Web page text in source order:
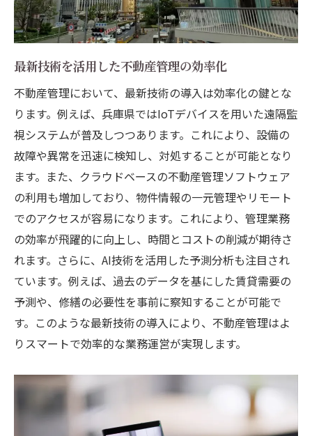
不動産市場の季節的変動とその対応策
現地調査でわかる兵庫県の人気エリアとそ
の特徴
ー
IoTデバイスで実現するスマートな不動産管
理
クラウドベースの不動産管理システムの利
点
AIを駆使した予防保全の新潮流
不動産管理アプリの選び方とおすすめ
VR内覧がもたらす賃貸契約の効率化
データ解析で見える化する物件管理の未来
兵庫県の不動産管理者が知るべき法改正とその
影響
賃貸借契約における法的留意点
兵庫県特有の条例と不動産管理の実務
借地借家法の改正とその対応策
最新技術を活用した不動産管理の効率化
不動産管理において、最新技術の導入は効率化の鍵とな
ります。例えば、兵庫県ではIoTデバイスを用いた遠隔監
視システムが普及しつつあります。これにより、設備の
故障や異常を迅速に検知し、対処することが可能となり
ます。また、クラウドベースの不動産管理ソフトウェア
の利用も増加しており、物件情報の一元管理やリモート
でのアクセスが容易になります。これにより、管理業務
の効率が飛躍的に向上し、時間とコストの削減が期待さ
れます。さらに、AI技術を活用した予測分析も注目され
ています。例えば、過去のデータを基にした賃貸需要の
予測や、修繕の必要性を事前に察知することが可能で
す。このような最新技術の導入により、不動産管理はよ
りスマートで効率的な業務運営が実現します。